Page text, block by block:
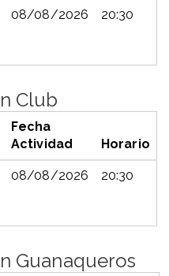
08/08/2026 20:30
Club
Fecha
Actividad
Horario
08/08/2026 20:30
Guanaqueros